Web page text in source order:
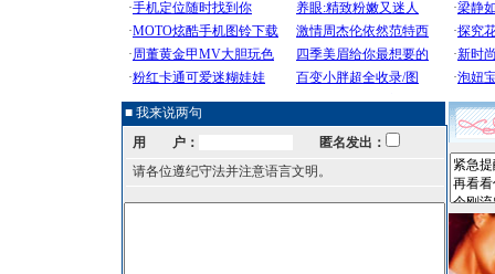
■ 我来说两句
用 户：
匿名发出：
请各位遵纪守法并注意语言文明。